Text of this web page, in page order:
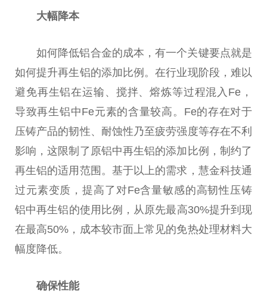
大幅降本
如何降低铝合金的成本，有一个关键要点就是
如何提升再生铝的添加比例。在行业现阶段，难以
避免再生铝在运输、搅拌、熔炼等过程混入Fe，
导致再生铝中Fe元素的含量较高。Fe的存在对于
压铸产品的韧性、耐蚀性乃至疲劳强度等存在不利
影响，这限制了原铝中再生铝的添加比例，制约了
再生铝的适用范围。基于以上的需求，慧金科技通
过元素变质，提高了对Fe含量敏感的高韧性压铸
铝中再生铝的使用比例，从原先最高30%提升到现
在最高50%，成本较市面上常见的免热处理材料大
幅度降低。
确保性能